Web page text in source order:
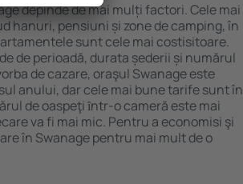
depinde de mai mulți factori. Cele mai
hanuri, pensiuni și zone de camping, în
sunt cele mai costisitoare.
de perioadă, durata șederii și numărul
de cazare, oraşul Swanage este
anului, dar cele mai bune tarife sunt în
de oaspeţi ȋntr-o cameră este mai
va fi mai mic. Pentru a economisi şi
în Swanage pentru mai mult de o